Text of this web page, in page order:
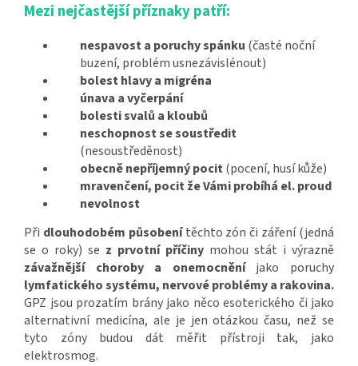
Mezi nejčastější příznaky patří:
nespavost a poruchy spánku (časté noční
buzení, problém usnezávislénout)
bolest hlavy a migréna
únava a vyčerpání
bolesti svalů a kloubů
neschopnost se soustředit
(nesoustředěnost)
obecně nepříjemný pocit(pocení, husí kůže)
mravenčení, pocit že Vámi probíhá el. proud
nevolnost
Při dlouhodobém působenítěchto zón či záření (jedná
se o roky) se z prvotní příčiny mohou stát i výrazně
závažnější choroby a onemocněníjako poruchy
lymfatického systému, nervové problémy a rakovina.
GPZ jsou prozatím brány jako něco esoterického či jako
alternativní medicína, ale je jen otázkou času, než se
tyto zóny budou dát měřit přístroji tak, jako
elektrosmog.